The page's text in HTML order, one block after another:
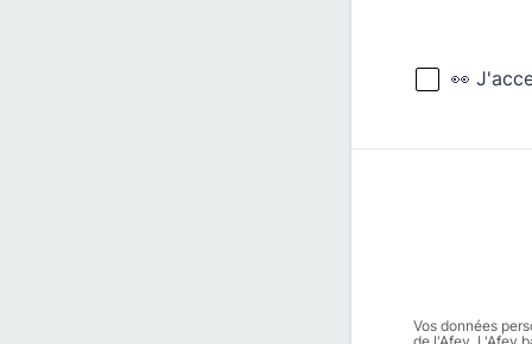
Vos données